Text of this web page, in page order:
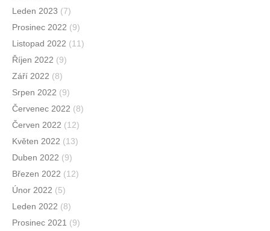
Leden 2023 (7)
Prosinec 2022 (9)
Listopad 2022 (11)
Říjen 2022 (9)
Září 2022 (8)
Srpen 2022 (9)
Červenec 2022 (8)
Červen 2022 (12)
Květen 2022 (13)
Duben 2022 (9)
Březen 2022 (12)
Únor 2022 (5)
Leden 2022 (8)
Prosinec 2021 (9)